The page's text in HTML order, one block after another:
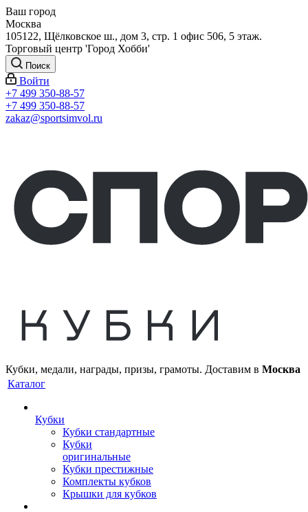
Ваш город
Москва
105122, Щёлковское ш., дом 3, стр. 1 офис 506, 5 этаж.
Торговый центр 'Город Хобби'
Поиск
Войти
+7 499 350-88-57
+7 499 350-88-57
zakaz@sportsimvol.ru
Кубки, медали, награды, призы, грамоты. Доставим в Москва
Каталог
Кубки
Кубки стандартные
Кубки
оригинальные
Кубки престижные
Комплекты кубков
Крышки для кубков